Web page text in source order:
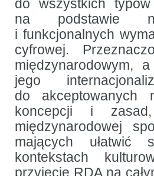
do wszystkich
na podstawie
i funkcjonalnych
cyfrowej.
międzynarodowym,
jego
do akceptowanych
koncepcji i
międzynarodowej
mających ułatwić
kontekstach
przyjęcie RDA na